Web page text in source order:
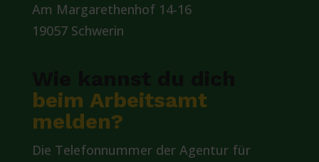
Am Margarethenhof 14-16
19057 Schwerin
beim Arbeitsamt
melden?
Die Telefonnummer der Agentur für